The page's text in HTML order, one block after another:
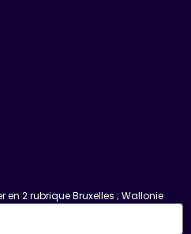
en 2 rubrique Bruxelles ; Wallonie